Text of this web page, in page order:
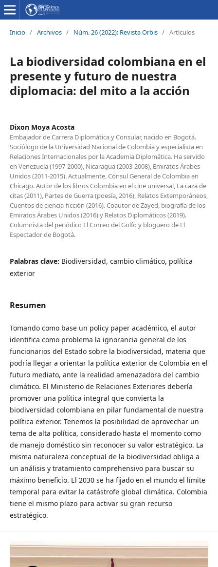
Inicio / Archivos / Núm. 26 (2022): Revista Orbis / Artículos
La biodiversidad colombiana en el
presente y futuro de nuestra
diplomacia: del mito a la acción
Dixon Moya Acosta
Embajador de Carrera Diplomática y Consular, nacido en Bogotá.
Sociólogo de la Universidad Nacional de Colombia y especialista en
Relaciones Internacionales por la Academia Diplomática. Ha servido
en Venezuela (1997-2000), Nicaragua (2003-2008), Emiratos Árabes
Unidos (2011-2015). Actualmente, Cónsul General de Colombia en
Chicago. Autor de los libros Colombia en el cine universal, La caza de
citas (2011), Partes de Guerra (poesía, 2016), Relatos Extemporáneos,
Cuentos de ciencia-ficción (2016). Coautor de Zayed, biografía de los
Emiratos Árabes Unidos (2016) y Relatos Diplomáticos (2019).
Columnista del periódico El Correo del Golfo y bloguero de El
Espectador de Bogotá.
Palabras clave: Biodiversidad, cambio climático, política
exterior
Resumen
Tomando como base un policy paper académico, el autor
identifica como problema la ignorancia general de los
funcionarios del Estado sobre la biodiversidad, materia que
podría llegar a orientar la política exterior de Colombia en el
futuro mediato, ante la realidad amenazadora del cambio
climático. El Ministerio de Relaciones Exteriores debería
promover una política integral que convierta la
biodiversidad colombiana en pilar fundamental de nuestra
política exterior. Tenemos la posibilidad de aprovechar un
tema de alta política, considerado hasta el momento como
de manejo doméstico sin reconocer su valor estratégico. La
misma naturaleza conceptual de la biodiversidad obliga a
un análisis y tratamiento comprehensivo para buscar su
máximo beneficio. El 2030 se ha fijado en el mundo el límite
temporal para evitar la catástrofe global climática. Colombia
tiene el mismo plazo para activar su gran recurso
estratégico.